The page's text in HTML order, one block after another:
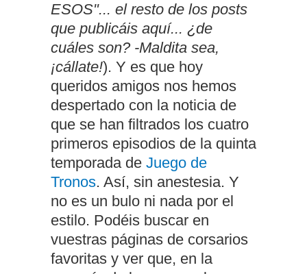
ESOS"... el resto de los posts
que publicáis aquí... ¿de
cuáles son? -Maldita sea,
¡cállate!). Y es que hoy
queridos amigos nos hemos
despertado con la noticia de
que se han filtrados los cuatro
primeros episodios de la quinta
temporada de Juego de
Tronos. Así, sin anestesia. Y
no es un bulo ni nada por el
estilo. Podéis buscar en
vuestras páginas de corsarios
favoritas y ver que, en la